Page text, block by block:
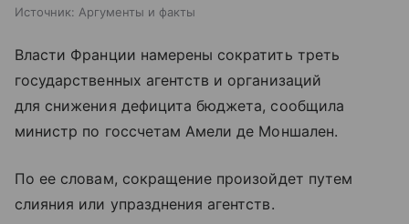
Источник: Аргументы и факты
Власти Франции намерены сократить треть
государственных агентств и организаций
для снижения дефицита бюджета, сообщила
министр по госсчетам Амели де Моншален.
По ее словам, сокращение произойдет путем
слияния или упразднения агентств.